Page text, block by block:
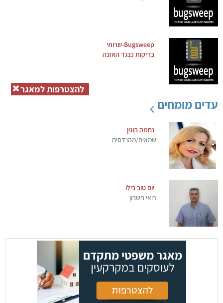
Bugsweep-שרותי
בדיקות כנגד האזנה
עדים מומחים
נחמה בוגין
שמאים/מהנדסים
יום טוב בילו
רואי חשבון
להצטרפות למאגר